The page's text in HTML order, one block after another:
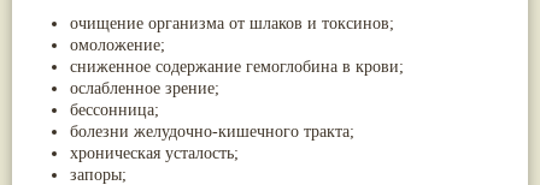
очищение организма от шлаков и токсинов;
омоложение;
сниженное содержание гемоглобина в крови;
ослабленное зрение;
бессонница;
болезни желудочно-кишечного тракта;
хроническая усталость;
запоры;
Жасмин(8)
Каранджа(8)
Касторовое масло(8)
Кутаки(8)
Мята(8)
Пушкара(8)
more...